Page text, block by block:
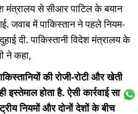
मंत्रालय से सीआर पाटिल के बयान
जवाब में पाकिस्तान ने पहले नियम-
दी. पाकिस्तानी विदेश मंत्रालय के
ने कहा,
की रोजी-रोटी और खेती
इस्तेमाल होता है. ऐसी कार्रवाई साझा
नियमों और दोनों देशों के बीच